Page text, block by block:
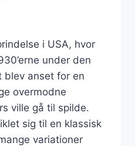
i USA, hvor
under den
blev anset for en
overmodne
ville gå til spilde.
sig til en klassisk
variationer